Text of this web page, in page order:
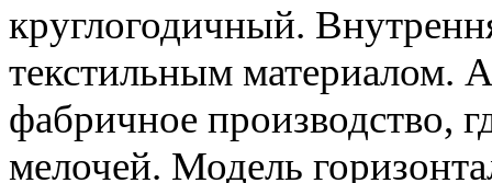
круглогодичный.
текстильным материалом.
фабричное производство,
мелочей. Модель